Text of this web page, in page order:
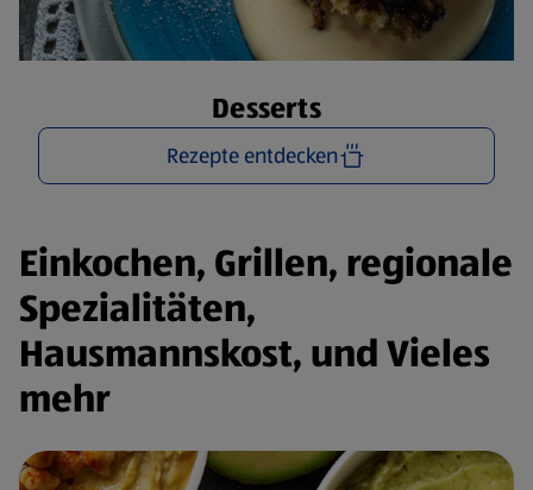
Desserts
Rezepte entdecken
Einkochen, Grillen, regionale
Spezialitäten,
Hausmannskost, und Vieles
mehr